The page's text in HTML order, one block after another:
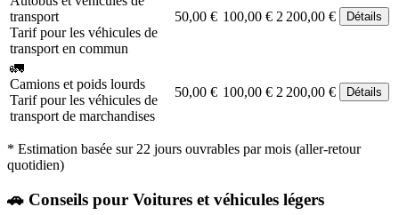
transport
Tarif pour les véhicules de
transport en commun
50,00 € 100,00 € 2 200,00 € Détails
🚛
Camions et poids lourds
Tarif pour les véhicules de
transport de marchandises
50,00 € 100,00 € 2 200,00 € Détails
* Estimation basée sur 22 jours ouvrables par mois (aller-retour
quotidien)
🚗 Conseils pour Voitures et véhicules légers